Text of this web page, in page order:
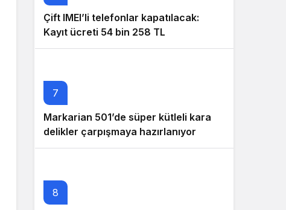
Çift IMEI’li telefonlar kapatılacak:
Kayıt ücreti 54 bin 258 TL
7
Markarian 501’de süper kütleli kara
delikler çarpışmaya hazırlanıyor
8